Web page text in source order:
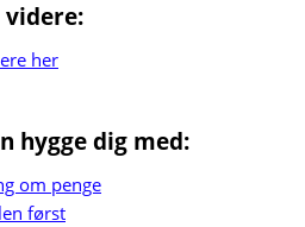
videre:
her
hygge dig med:
om penge
først